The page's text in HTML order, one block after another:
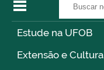
Estude na UFOB
Extensão e Cultura